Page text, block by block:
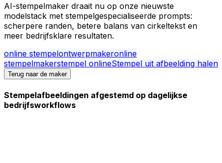
AI-stempelmaker draait nu op onze nieuwste
modelstack met stempelgespecialiseerde prompts:
scherpere randen, betere balans van cirkeltekst en
meer bedrijfsklare resultaten.
online stempelontwerpmakeronline
stempelmakerstempel onlineStempel uit afbeelding halen
Terug naar de maker
Stempelafbeeldingen afgestemd op dagelijkse
bedrijfsworkflows